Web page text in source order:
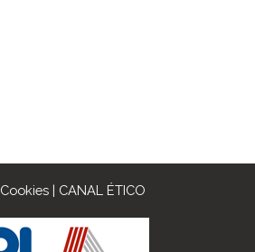
Cookies| CANAL ÉTICO